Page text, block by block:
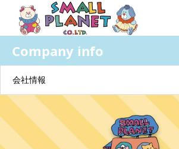
Company info
会社情報